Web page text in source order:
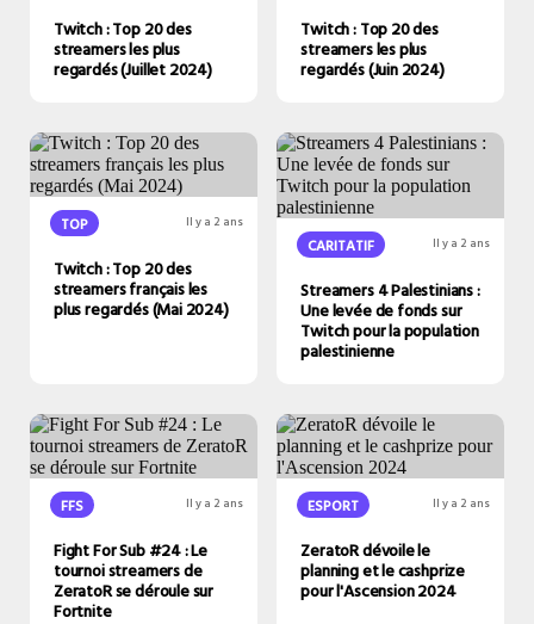
Twitch : Top 20 des
streamers les plus
regardés (Juillet 2024)
Twitch : Top 20 des
streamers les plus
regardés (Juin 2024)
TOP Il y a 2 ans
Twitch : Top 20 des
streamers français les
plus regardés (Mai 2024)
CARITATIF Il y a 2 ans
Streamers 4 Palestinians :
Une levée de fonds sur
Twitch pour la population
palestinienne
FFS Il y a 2 ans
Fight For Sub #24 : Le
tournoi streamers de
ZeratoR se déroule sur
Fortnite
ESPORT Il y a 2 ans
ZeratoR dévoile le
planning et le cashprize
pour l'Ascension 2024